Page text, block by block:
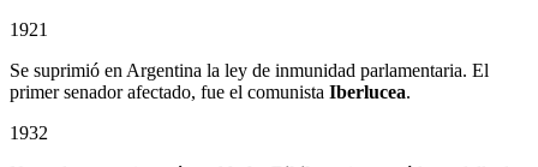
1921
Se suprimió en Argentina la ley de inmunidad parlamentaria. El
primer senador afectado, fue el comunista Iberlucea.
1932